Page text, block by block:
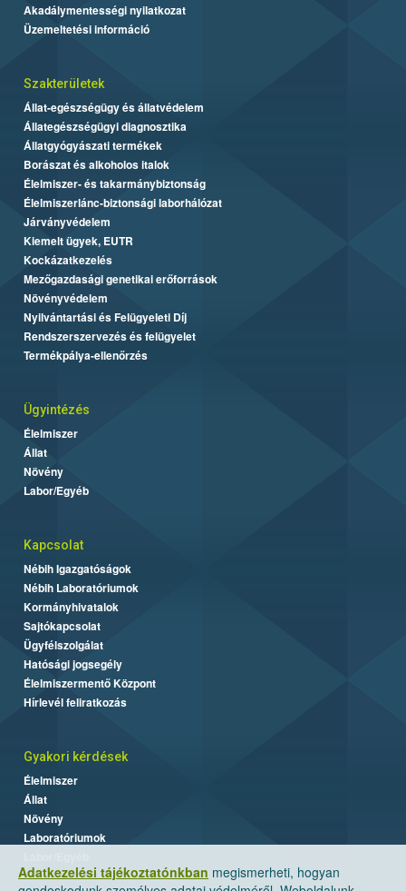
Adatkezelési tájékoztatónkban megismerheti, hogyan
Akadálymentességi nyilatkozat
Üzemeltetési információ
Szakterületek
Állat-egészségügy és állatvédelem
Állategészségügyi diagnosztika
Állatgyógyászati termékek
Borászat és alkoholos italok
Élelmiszer- és takarmánybiztonság
Élelmiszerlánc-biztonsági laborhálózat
Járványvédelem
Kiemelt ügyek, EUTR
Kockázatkezelés
Mezőgazdasági genetikai erőforrások
Növényvédelem
Nyilvántartási és Felügyeleti Díj
Rendszerszervezés és felügyelet
Termékpálya-ellenőrzés
Ügyintézés
Élelmiszer
Állat
Növény
Labor/Egyéb
Kapcsolat
Nébih Igazgatóságok
Nébih Laboratóriumok
Kormányhivatalok
Sajtókapcsolat
Ügyfélszolgálat
Hatósági jogsegély
Élelmiszermentő Központ
Hírlevél feliratkozás
Gyakori kérdések
Élelmiszer
Állat
Növény
Laboratóriumok